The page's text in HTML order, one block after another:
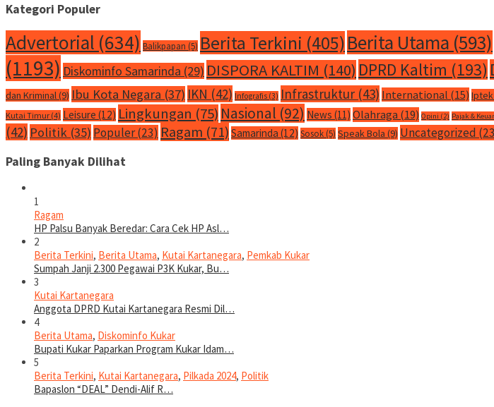
Kategori Populer
Advertorial (634) Balikpapan (5) Berita Terkini (405)Berita Utama (593)
(1193) Diskominfo Samarinda (29) DISPORA KALTIM (140) DPRD Kaltim (193)
dan Kriminal(9) Ibu Kota Negara (37) IKN (42) Infografis (3) Infrastruktur (43) International (15) Iptek
Kutai Timur (4) Leisure (12) Lingkungan (75) Nasional (92) News (11) Olahraga (19) Opini (2) Pajak &
(42) Politik (35) Populer(23) Ragam (71) Samarinda (12) Sosok(5) Speak Bola (9) Uncategorized
Paling Banyak Dilihat
1
Ragam
HP Palsu Banyak Beredar: Cara Cek HP Asl…
2
Berita Terkini, Berita Utama, Kutai Kartanegara, Pemkab Kukar
Sumpah Janji 2.300 Pegawai P3K Kukar, Bu…
3
Kutai Kartanegara
Anggota DPRD Kutai Kartanegara Resmi Dil…
4
Berita Utama, Diskominfo Kukar
Bupati Kukar Paparkan Program Kukar Idam…
5
Berita Terkini, Kutai Kartanegara, Pilkada 2024, Politik
Bapaslon “DEAL” Dendi-Alif R…